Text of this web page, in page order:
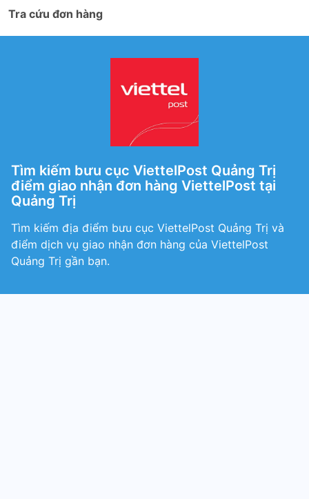
Tra cứu đơn hàng
Tìm kiếm bưu cục ViettelPost Quảng Trị
điểm giao nhận đơn hàng ViettelPost tại
Quảng Trị
Tìm kiếm địa điểm bưu cục ViettelPost Quảng Trị và
điểm dịch vụ giao nhận đơn hàng của ViettelPost
Quảng Trị gần bạn.